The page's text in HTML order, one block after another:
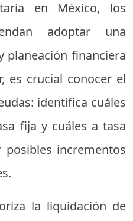
en México, los
adoptar una
planeación financiera
es crucial conocer el
identifica cuáles
fija y cuáles a tasa
incrementos
la liquidación de